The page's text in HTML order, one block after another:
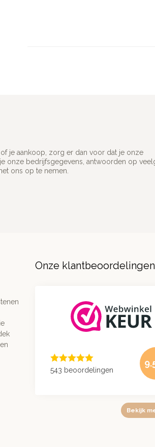
je aankoop, zorg er dan voor dat je onze
onze bedrijfsgegevens, antwoorden op
ons op te nemen.
Onze klantbeoordelingen
543 beoordelingen
Bekijk